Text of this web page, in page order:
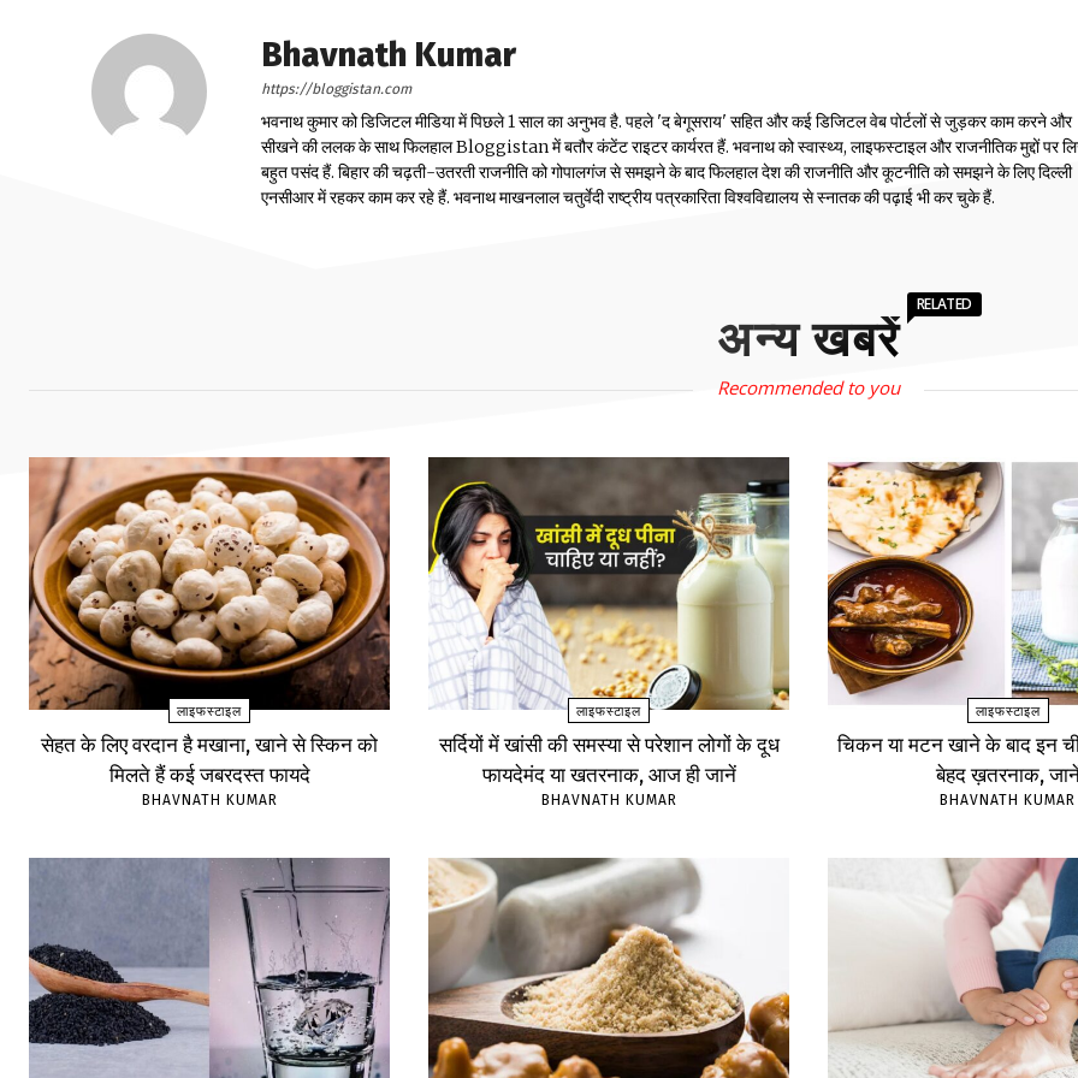
Bhavnath Kumar
https://bloggistan.com
भवनाथ कुमार को डिजिटल मीडिया में पिछले 1 साल का अनुभव है. पहले 'द बेगूसराय' सहित और कई डिजिटल वेब पोर्टलों से जुड़कर काम करने और
सीखने की ललक के साथ फिलहाल Bloggistan में बतौर कंटेंट राइटर कार्यरत हैं. भवनाथ को स्वास्थ्य, लाइफस्टाइल और राजनीतिक मुद्दों पर
बहुत पसंद हैं. बिहार की चढ़ती-उतरती राजनीति को गोपालगंज से समझने के बाद फिलहाल देश की राजनीति और कूटनीति को समझने के लिए दिल्ली
एनसीआर में रहकर काम कर रहे हैं. भवनाथ माखनलाल चतुर्वेदी राष्ट्रीय पत्रकारिता विश्वविद्यालय से स्नातक की पढ़ाई भी कर चुके हैं.
अन्य खबरें
RELATED
Recommended to you
लाइफस्टाइल
सेहत के लिए वरदान है मखाना, खाने से स्किन को
मिलते हैं कई जबरदस्त फायदे
BHAVNATH KUMAR
लाइफस्टाइल
सर्दियों में खांसी की समस्या से परेशान लोगों के दूध
फायदेमंद या खतरनाक, आज ही जानें
BHAVNATH KUMAR
लाइफस्टाइल
चिकन या मटन खाने के बाद इन
बेहद ख़तरनाक,
BHAVNATH KUMAR